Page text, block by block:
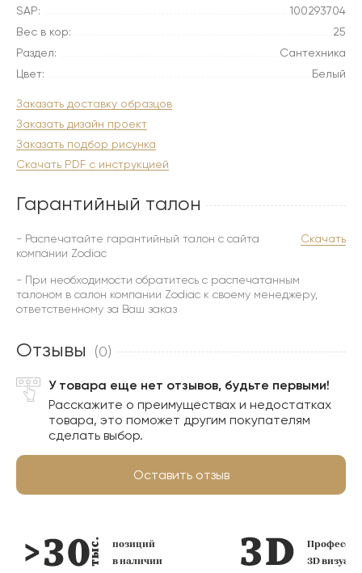
SAP:
100293704
Вес в кор:
25
Раздел:
Сантехника
Цвет:
Белый
Заказать доставку образцов
Заказать дизайн проект
Заказать подбор рисунка
Скачать PDF с инструкцией
Гарантийный талон
- Распечатайте гарантийный талон с сайта
компании Zodiac
Скачать
- При необходимости обратитесь с распечатанным
талоном в салон компании Zodiac к своему менеджеру,
ответственному за Ваш заказ
Отзывы (0)
У товара еще нет отзывов, будьте первыми!
Расскажите о преимуществах и недостатках
товара, это поможет другим покупателям
сделать выбор.
Оставить отзыв
позиций
в наличии
3D